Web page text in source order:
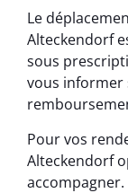
Le
Alteckendorf
sous
vous informer
Pour vos
Alteckendorf
accompagner.